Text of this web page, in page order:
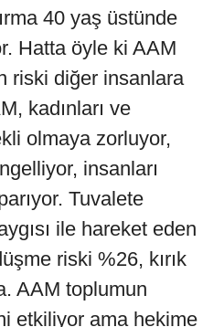
40 yaş üstünde
Hatta öyle ki AAM
riski diğer insanlara
kadınları ve
olmaya zorluyor,
insanları
Tuvalete
ile hareket eden
riski %26, kırık
AAM toplumun
etkiliyor ama hekime